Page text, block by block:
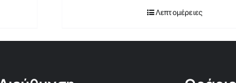
Λεπτομέρειες